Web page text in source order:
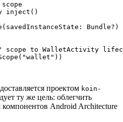
scope
inject()
Bundle?)
scope to WalletActivity
проектом koin-
ту же цель: облегчить
компонентов Android Architecture